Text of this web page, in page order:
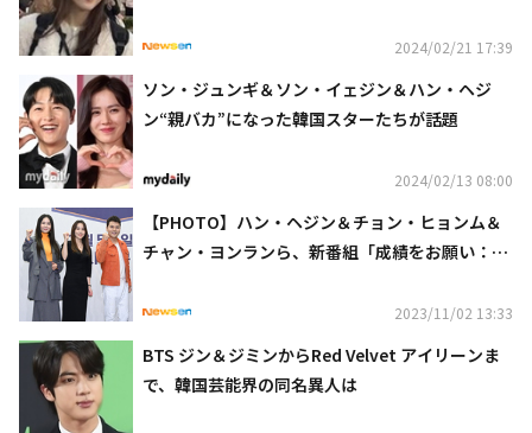
2024/02/21 17:39
ソン・ジュンギ＆ソン・イェジン＆ハン・ヘジ
ン“親バカ”になった韓国スターたちが話題
2024/02/13 08:00
【PHOTO】ハン・ヘジン＆チョン・ヒョンム＆
チャン・ヨンランら、新番組「成績をお願い：テ
2023/11/02 13:33
BTS ジン＆ジミンからRed Velvet アイリーンま
で、韓国芸能界の同名異人は